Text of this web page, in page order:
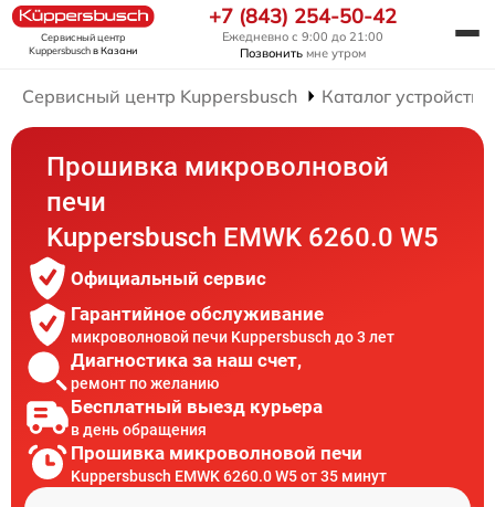
Сервисный центр
Kuppersbuschв Казани
+7 (843) 254-50-42
Ежедневно с 9:00 до 21:00
Позвонить мне утром
Сервисный центр Kuppersbusch Каталог устройств
Прошивка микроволновой
печи
Kuppersbusch EMWK 6260.0 W5
Официальный сервис
Гарантийное обслуживание
микроволновой печи Kuppersbusch до 3 лет
Диагностика за наш счет,
ремонт по желанию
Бесплатный выезд курьера
в день обращения
Прошивка микроволновой печи
Kuppersbusch EMWK 6260.0 W5 от 35 минут